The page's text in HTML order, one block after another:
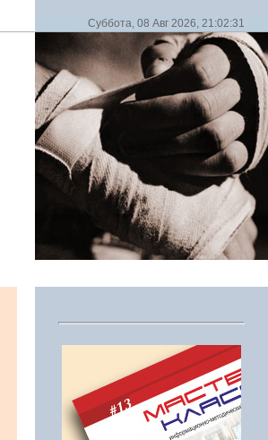
Суббота, 08 Авг 2026, 21:02:31